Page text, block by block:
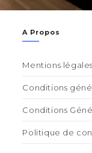
A Propos
Mentions légales
Conditions
Conditions
Politique de